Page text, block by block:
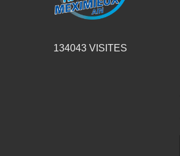
134043 VISITES